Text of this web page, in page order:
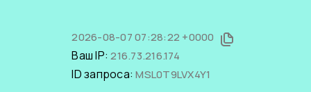
2026-08-07 07:28:22 +0000
Ваш IP:216.73.216.174
ID запроса:MSL0T9LVX4Y1